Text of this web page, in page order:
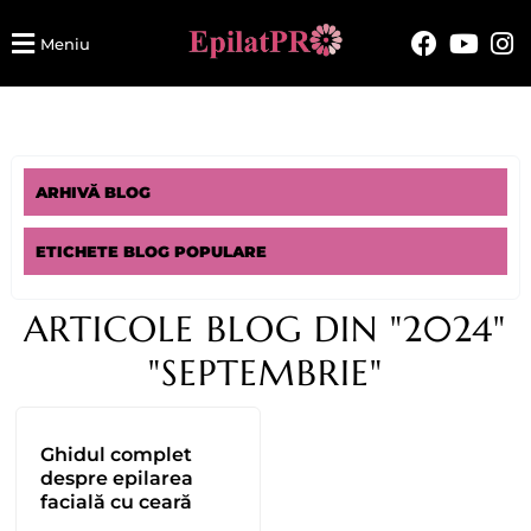
Meniu
ARHIVĂ BLOG
ETICHETE BLOG POPULARE
ARTICOLE BLOG DIN "2024"
"SEPTEMBRIE"
Ghidul complet
despre epilarea
facială cu ceară